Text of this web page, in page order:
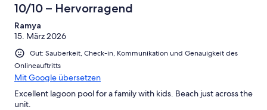
10/10 – Hervorragend
Ramya
15. März 2026
Gut: Sauberkeit, Check-in, Kommunikation und Genauigkeit des
Onlineauftritts
Mit Google übersetzen
Excellent lagoon pool for a family with kids. Beach just across the
unit.